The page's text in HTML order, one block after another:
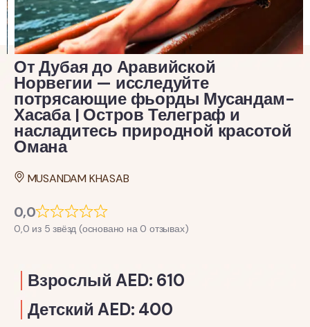
От Дубая до Аравийской
Норвегии — исследуйте
потрясающие фьорды Мусандам-
Хасаба | Остров Телеграф и
насладитесь природной красотой
Омана
MUSANDAM KHASAB
0,0
0,0 из 5 звёзд (основано на 0 отзывах)
Взрослый AED: 610
Детский AED: 400